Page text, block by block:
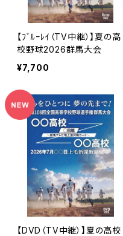
【ﾌﾞﾙｰﾚｲ（TV中継）】夏の高
校野球2026群馬大会
¥7,700
【DVD（TV中継）】夏の高校